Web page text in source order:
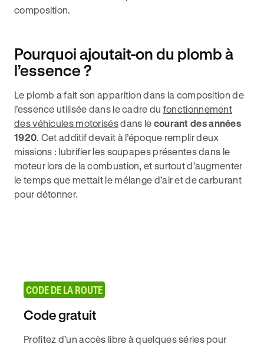
composition.
Pourquoi ajoutait-on du plomb à
l’essence ?
Le plomb a fait son apparition dans la composition de
l’essence utilisée dans le cadre du fonctionnement
des véhicules motorisésdans le courant des années
1920. Cet additif devait à l’époque remplir deux
missions : lubrifier les soupapes présentes dans le
moteur lors de la combustion, et surtout d’augmenter
le temps que mettait le mélange d’air et de carburant
pour détonner.
CODE DE LA ROUTE
Code gratuit
Profitez d’un accès libre à quelques séries pour